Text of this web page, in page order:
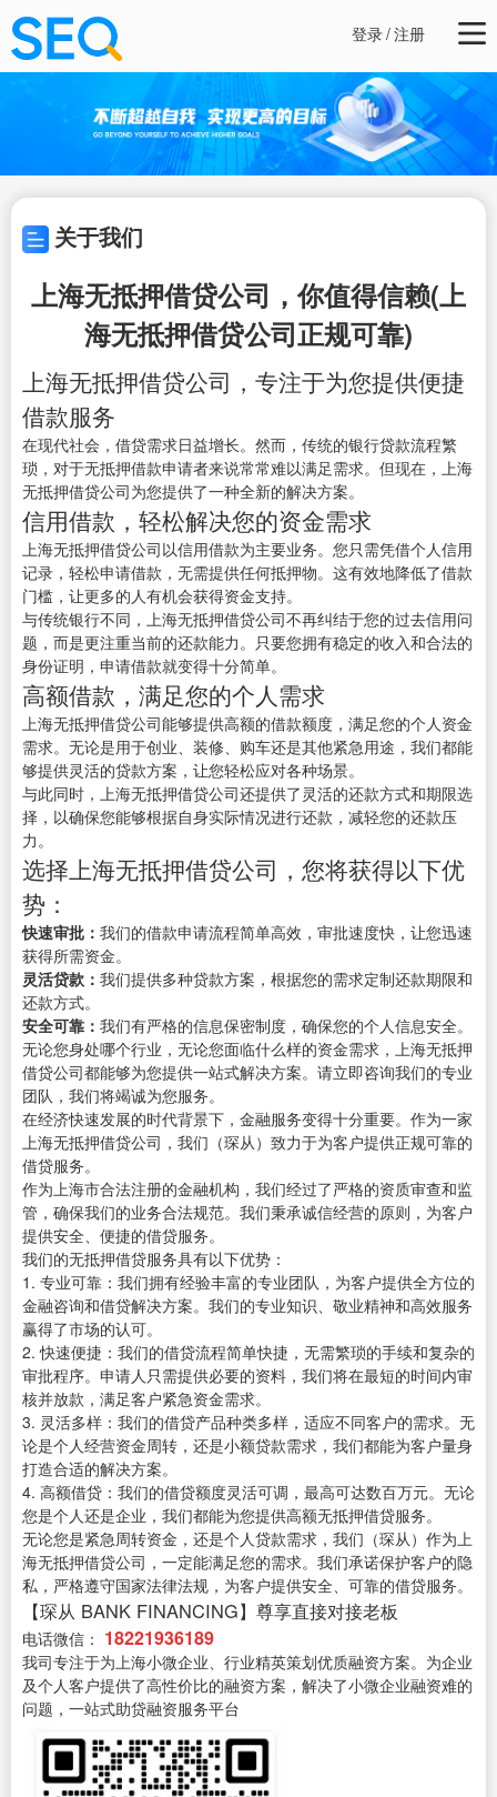
登录/注册
关于我们
上海无抵押借贷公司，你值得信赖(上
海无抵押借贷公司正规可靠)
上海无抵押借贷公司，专注于为您提供便捷
借款服务
在现代社会，借贷需求日益增长。然而，传统的银行贷款流程繁
琐，对于无抵押借款申请者来说常常难以满足需求。但现在，上海
无抵押借贷公司为您提供了一种全新的解决方案。
信用借款，轻松解决您的资金需求
上海无抵押借贷公司以信用借款为主要业务。您只需凭借个人信用
记录，轻松申请借款，无需提供任何抵押物。这有效地降低了借款
门槛，让更多的人有机会获得资金支持。
与传统银行不同，上海无抵押借贷公司不再纠结于您的过去信用问
题，而是更注重当前的还款能力。只要您拥有稳定的收入和合法的
身份证明，申请借款就变得十分简单。
高额借款，满足您的个人需求
上海无抵押借贷公司能够提供高额的借款额度，满足您的个人资金
需求。无论是用于创业、装修、购车还是其他紧急用途，我们都能
够提供灵活的贷款方案，让您轻松应对各种场景。
与此同时，上海无抵押借贷公司还提供了灵活的还款方式和期限选
择，以确保您能够根据自身实际情况进行还款，减轻您的还款压
力。
选择上海无抵押借贷公司，您将获得以下优
势：
快速审批： 我们的借款申请流程简单高效，审批速度快，让您迅速
获得所需资金。
灵活贷款： 我们提供多种贷款方案，根据您的需求定制还款期限和
还款方式。
安全可靠： 我们有严格的信息保密制度，确保您的个人信息安全。
无论您身处哪个行业，无论您面临什么样的资金需求，上海无抵押
借贷公司都能够为您提供一站式解决方案。请立即咨询我们的专业
团队，我们将竭诚为您服务。
在经济快速发展的时代背景下，金融服务变得十分重要。作为一家
上海无抵押借贷公司，我们（琛从）致力于为客户提供正规可靠的
借贷服务。
作为上海市合法注册的金融机构，我们经过了严格的资质审查和监
管，确保我们的业务合法规范。我们秉承诚信经营的原则，为客户
提供安全、便捷的借贷服务。
我们的无抵押借贷服务具有以下优势：
1. 专业可靠：我们拥有经验丰富的专业团队，为客户提供全方位的
金融咨询和借贷解决方案。我们的专业知识、敬业精神和高效服务
赢得了市场的认可。
2. 快速便捷：我们的借贷流程简单快捷，无需繁琐的手续和复杂的
审批程序。申请人只需提供必要的资料，我们将在最短的时间内审
核并放款，满足客户紧急资金需求。
3. 灵活多样：我们的借贷产品种类多样，适应不同客户的需求。无
论是个人经营资金周转，还是小额贷款需求，我们都能为客户量身
打造合适的解决方案。
4. 高额借贷：我们的借贷额度灵活可调，最高可达数百万元。无论
您是个人还是企业，我们都能为您提供高额无抵押借贷服务。
无论您是紧急周转资金，还是个人贷款需求，我们（琛从）作为上
海无抵押借贷公司，一定能满足您的需求。我们承诺保护客户的隐
私，严格遵守国家法律法规，为客户提供安全、可靠的借贷服务。
【琛从 BANK FINANCING】尊享直接对接老板
电话微信： 18221936189
我司专注于为上海小微企业、行业精英策划优质融资方案。为企业
及个人客户提供了高性价比的融资方案，解决了小微企业融资难的
问题，一站式助贷融资服务平台